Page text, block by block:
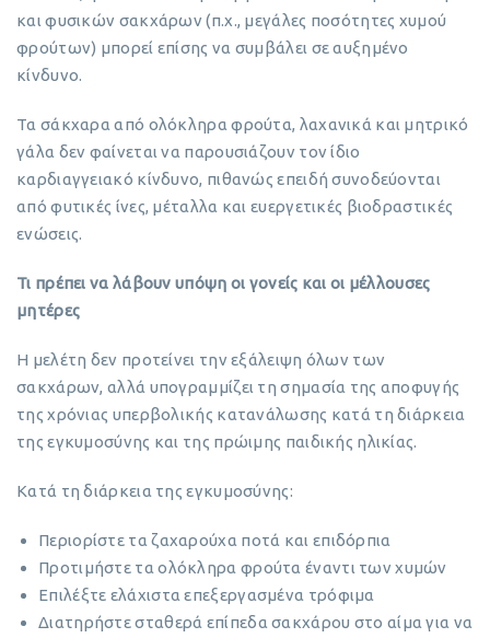
και φυσικών σακχάρων (π.χ., μεγάλες ποσότητες χυμού
φρούτων) μπορεί επίσης να συμβάλει σε αυξημένο
κίνδυνο.
Τα σάκχαρα από ολόκληρα φρούτα, λαχανικά και μητρικό
γάλα δεν φαίνεται να παρουσιάζουν τον ίδιο
καρδιαγγειακό κίνδυνο, πιθανώς επειδή συνοδεύονται
από φυτικές ίνες, μέταλλα και ευεργετικές βιοδραστικές
ενώσεις.
Τι πρέπει να λάβουν υπόψη οι γονείς και οι μέλλουσες
μητέρες
Η μελέτη δεν προτείνει την εξάλειψη όλων των
σακχάρων, αλλά υπογραμμίζει τη σημασία της αποφυγής
της χρόνιας υπερβολικής κατανάλωσης κατά τη διάρκεια
της εγκυμοσύνης και της πρώιμης παιδικής ηλικίας.
Κατά τη διάρκεια της εγκυμοσύνης:
Περιορίστε τα ζαχαρούχα ποτά και επιδόρπια
Προτιμήστε τα ολόκληρα φρούτα έναντι των χυμών
Επιλέξτε ελάχιστα επεξεργασμένα τρόφιμα
Διατηρήστε σταθερά επίπεδα σακχάρου στο αίμα για να